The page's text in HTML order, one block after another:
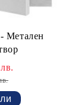
Метален